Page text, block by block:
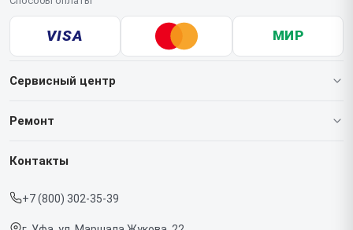
VISA МИР
Сервисный центр
О нашем сервисе
Срочный ремонт
Ремонт
Ноутбуков
Контакты
+7 (800) 302-35-39